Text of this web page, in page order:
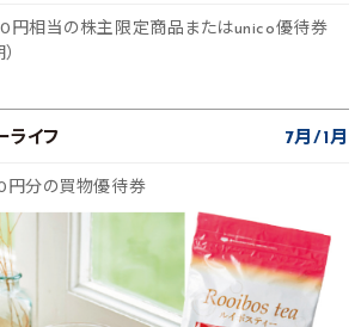
円相当の株主限定商品またはunico優待券
ライフ 7月 1月
円分の買物優待券